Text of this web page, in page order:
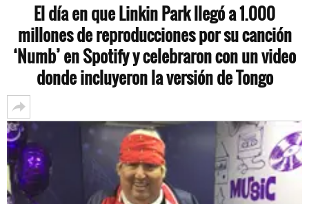
El día en que Linkin Park llegó a 1.000
millones de reproducciones por su canción
‘Numb’ en Spotify y celebraron con un video
donde incluyeron la versión de Tongo